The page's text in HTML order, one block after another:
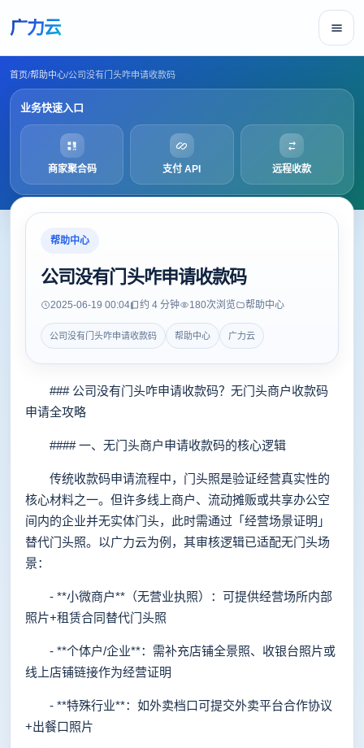
广力云
首页/帮助中心/公司没有门头咋申请收款码
业务快速入口
商家聚合码 支付 API 远程收款
帮助中心
公司没有门头咋申请收款码
2025-06-19 00:04 约 4 分钟 180次浏览 帮助中心
公司没有门头咋申请收款码 帮助中心 广力云
### 公司没有门头咋申请收款码？无门头商户收款码
申请全攻略
#### 一、无门头商户申请收款码的核心逻辑
传统收款码申请流程中，门头照是验证经营真实性的
核心材料之一。但许多线上商户、流动摊贩或共享办公空
间内的企业并无实体门头，此时需通过「经营场景证明」
替代门头照。以广力云为例，其审核逻辑已适配无门头场
景：
- **小微商户**（无营业执照）：可提供经营场所内部
照片+租赁合同替代门头照
- **个体户/企业**：需补充店铺全景照、收银台照片或
线上店铺链接作为经营证明
- **特殊行业**：如外卖档口可提交外卖平台合作协议
+出餐口照片